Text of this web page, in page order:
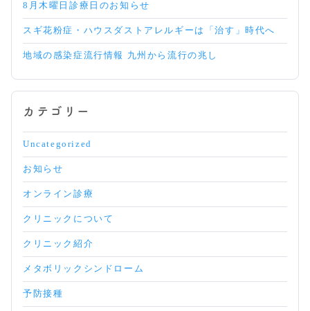
8月木曜日診療日のお知らせ
スギ花粉症・ハウスダストアレルギーは「治す」時代へ
地域の感染症流行情報 九州から流行の兆し
カテゴリー
Uncategorized
お知らせ
オンライン診療
クリニックについて
クリニック紹介
メタボリックシンドローム
予防接種